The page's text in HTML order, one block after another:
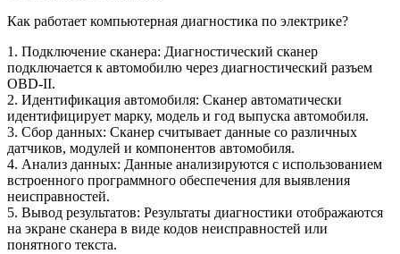
Как работает компьютерная диагностика по электрике?
1. Подключение сканера: Диагностический сканер
подключается к автомобилю через диагностический разъем
OBD-II.
2. Идентификация автомобиля: Сканер автоматически
идентифицирует марку, модель и год выпуска автомобиля.
3. Сбор данных: Сканер считывает данные со различных
датчиков, модулей и компонентов автомобиля.
4. Анализ данных: Данные анализируются с использованием
встроенного программного обеспечения для выявления
неисправностей.
5. Вывод результатов: Результаты диагностики отображаются
на экране сканера в виде кодов неисправностей или
понятного текста.